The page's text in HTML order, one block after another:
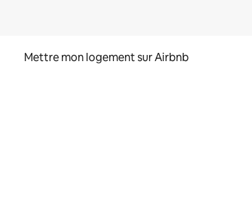
Mettre mon logement sur Airbnb